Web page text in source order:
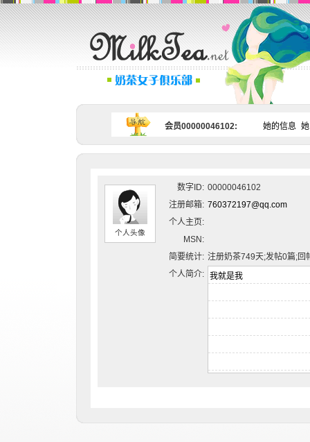
会员00000046102: 她的信息
个人头像
数字ID: 00000046102
注册邮箱: 760372197@qq.com
个人主页:
MSN:
简要统计: 注册奶茶749天;发帖0篇;回
个人简介: